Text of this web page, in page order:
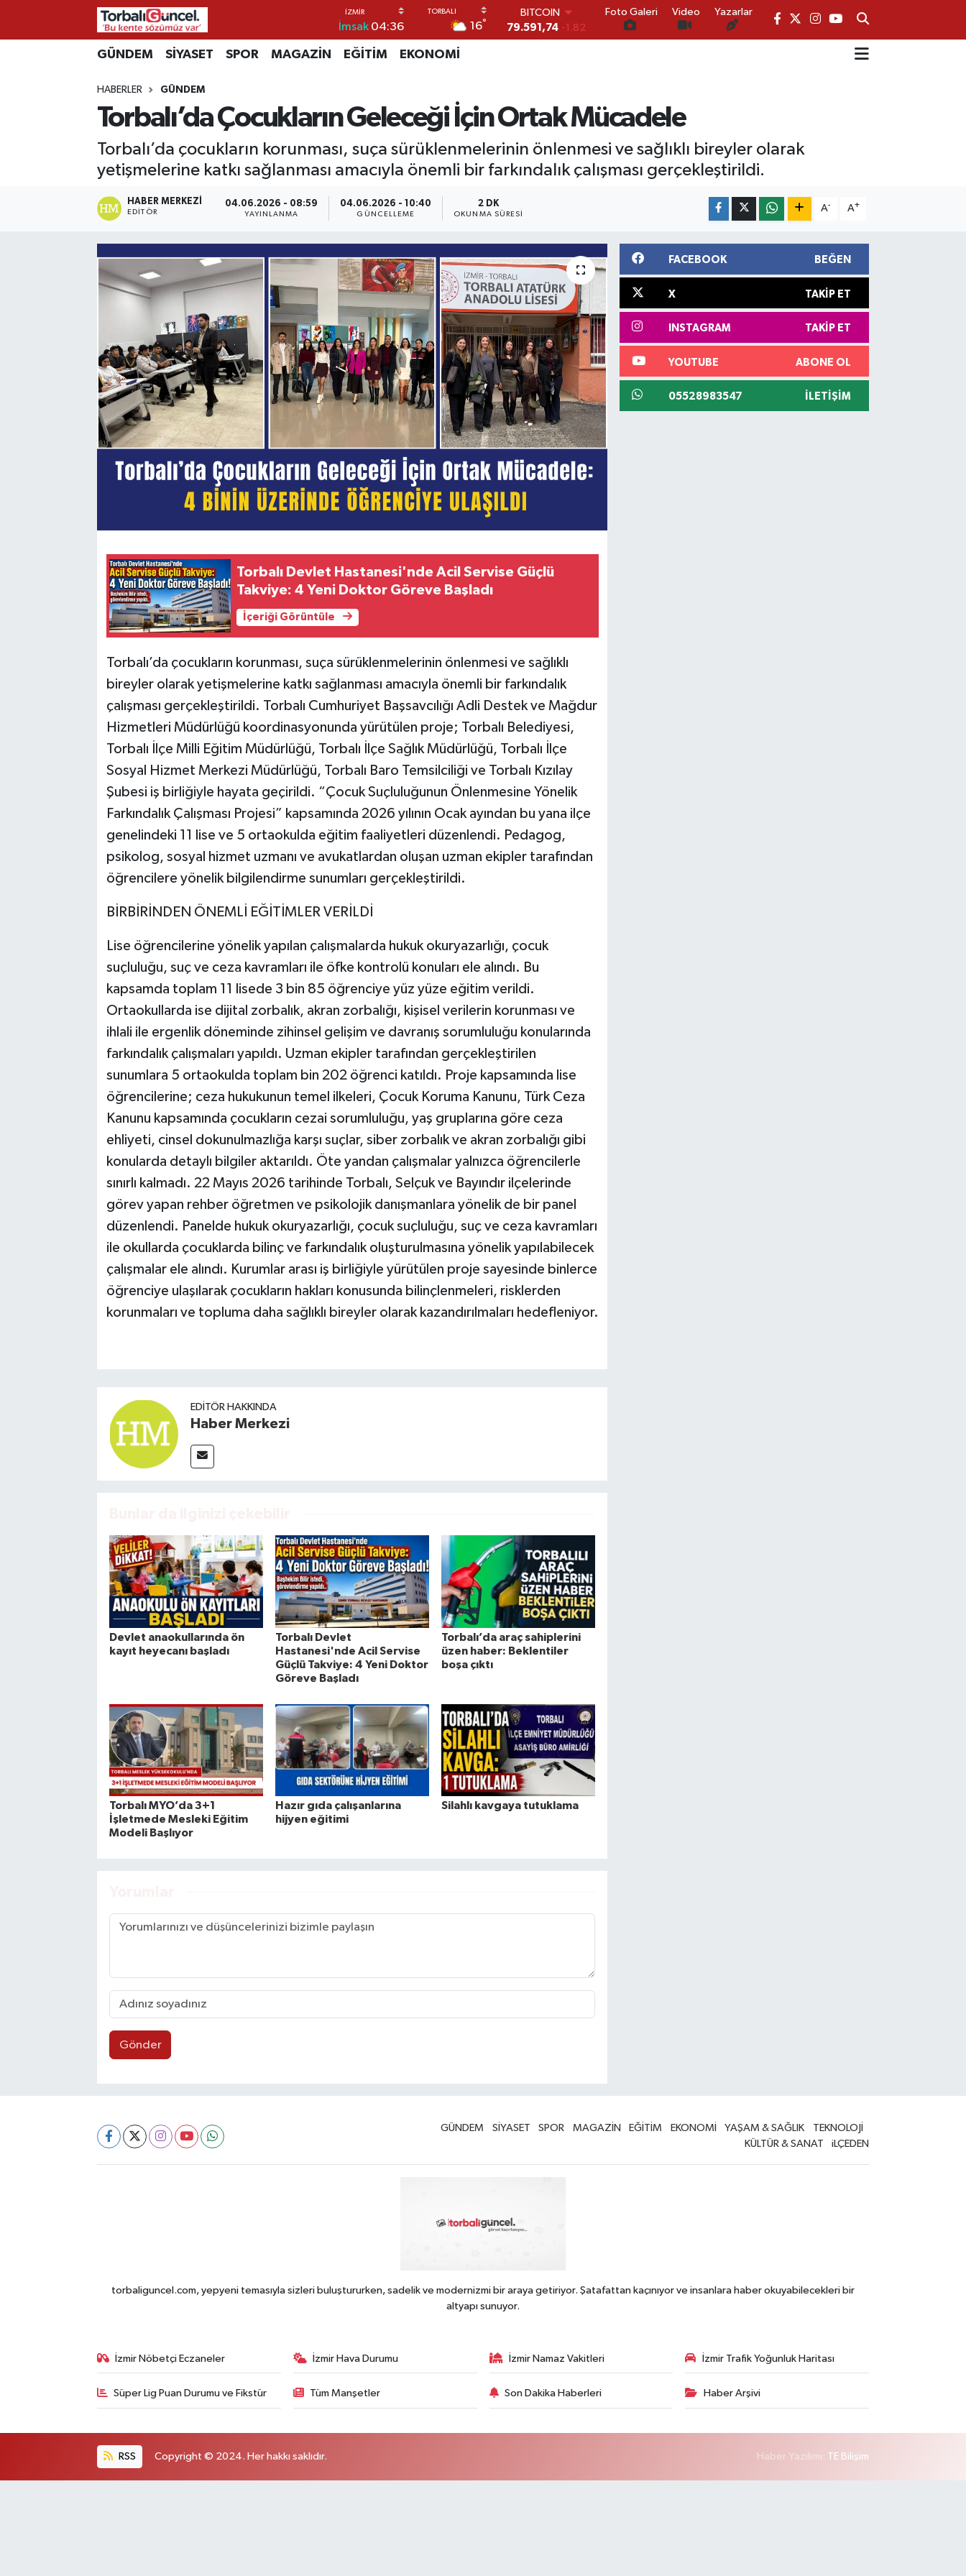
İmsak 04:36 16°
79.591,74
DOLAR
61,60380
0.18
G.ALTIN
6862,09000
BİST100
14.598,00 0
Foto Galeri Video Yazarlar
GÜNDEM SİYASET SPOR MAGAZİN EĞİTİM EKONOMİ
HABERLER GÜNDEM
Torbalı’da Çocukların Geleceği İçin Ortak Mücadele
Torbalı’da çocukların korunması, suça sürüklenmelerinin önlenmesi ve sağlıklı bireyler olarak
yetişmelerine katkı sağlanması amacıyla önemli bir farkındalık çalışması gerçekleştirildi.
HABER MERKEZI
EDITÖR
04.06.2026 - 08:59
YAYINLANMA
04.06.2026 - 10:40
GÜNCELLEME
2 DK
OKUNMA SÜRESI
A- A+
Torbalı Devlet Hastanesi'nde Acil Servise Güçlü
Takviye: 4 Yeni Doktor Göreve Başladı
İçeriği Görüntüle
Torbalı’da çocukların korunması, suça sürüklenmelerinin önlenmesi ve sağlıklı
bireyler olarak yetişmelerine katkı sağlanması amacıyla önemli bir farkındalık
çalışması gerçekleştirildi. Torbalı Cumhuriyet Başsavcılığı Adli Destek ve Mağdur
Hizmetleri Müdürlüğü koordinasyonunda yürütülen proje; Torbalı Belediyesi,
Torbalı İlçe Milli Eğitim Müdürlüğü, Torbalı İlçe Sağlık Müdürlüğü, Torbalı İlçe
Sosyal Hizmet Merkezi Müdürlüğü, Torbalı Baro Temsilciliği ve Torbalı Kızılay
Şubesi iş birliğiyle hayata geçirildi. “Çocuk Suçluluğunun Önlenmesine Yönelik
Farkındalık Çalışması Projesi” kapsamında 2026 yılının Ocak ayından bu yana ilçe
genelindeki 11 lise ve 5 ortaokulda eğitim faaliyetleri düzenlendi. Pedagog,
psikolog, sosyal hizmet uzmanı ve avukatlardan oluşan uzman ekipler tarafından
öğrencilere yönelik bilgilendirme sunumları gerçekleştirildi.
BİRBİRİNDEN ÖNEMLİ EĞİTİMLER VERİLDİ
Lise öğrencilerine yönelik yapılan çalışmalarda hukuk okuryazarlığı, çocuk
suçluluğu, suç ve ceza kavramları ile öfke kontrolü konuları ele alındı. Bu
kapsamda toplam 11 lisede 3 bin 85 öğrenciye yüz yüze eğitim verildi.
Ortaokullarda ise dijital zorbalık, akran zorbalığı, kişisel verilerin korunması ve
ihlali ile ergenlik döneminde zihinsel gelişim ve davranış sorumluluğu konularında
farkındalık çalışmaları yapıldı. Uzman ekipler tarafından gerçekleştirilen
sunumlara 5 ortaokulda toplam bin 202 öğrenci katıldı. Proje kapsamında lise
öğrencilerine; ceza hukukunun temel ilkeleri, Çocuk Koruma Kanunu, Türk Ceza
Kanunu kapsamında çocukların cezai sorumluluğu, yaş gruplarına göre ceza
ehliyeti, cinsel dokunulmazlığa karşı suçlar, siber zorbalık ve akran zorbalığı gibi
konularda detaylı bilgiler aktarıldı. Öte yandan çalışmalar yalnızca öğrencilerle
sınırlı kalmadı. 22 Mayıs 2026 tarihinde Torbalı, Selçuk ve Bayındır ilçelerinde
görev yapan rehber öğretmen ve psikolojik danışmanlara yönelik de bir panel
düzenlendi. Panelde hukuk okuryazarlığı, çocuk suçluluğu, suç ve ceza kavramları
ile okullarda çocuklarda bilinç ve farkındalık oluşturulmasına yönelik yapılabilecek
çalışmalar ele alındı. Kurumlar arası iş birliğiyle yürütülen proje sayesinde binlerce
öğrenciye ulaşılarak çocukların hakları konusunda bilinçlenmeleri, risklerden
korunmaları ve topluma daha sağlıklı bireyler olarak kazandırılmaları hedefleniyor.
EDITÖR HAKKINDA
Haber Merkezi
Devlet anaokullarında ön
kayıt heyecanı başladı
Torbalı Devlet
Hastanesi'nde Acil Servise
Güçlü Takviye: 4 Yeni Doktor
Göreve Başladı
Torbalı’da araç sahiplerini
üzen haber: Beklentiler
boşa çıktı
Torbalı MYO’da 3+1
İşletmede Mesleki Eğitim
Modeli Başlıyor
Hazır gıda çalışanlarına
hijyen eğitimi
Silahlı kavgaya tutuklama
Gönder
FACEBOOK BEĞEN
X TAKIP ET
INSTAGRAM TAKIP ET
YOUTUBE ABONE OL
05528983547 İLETIŞIM
GÜNDEM SİYASET SPOR MAGAZİN EĞİTİM EKONOMİ YAŞAM & SAĞLIK
TEKNOLOJİ
KÜLTÜR & SANAT
iLÇEDEN
torbaliguncel.com, yepyeni temasıyla sizleri buluştururken, sadelik ve modernizmi bir araya getiriyor. Şatafattan kaçınıyor ve insanlara haber okuyabilecekleri bir
altyapı sunuyor.
İzmir Nöbetçi Eczaneler İzmir Hava Durumu İzmir Namaz Vakitleri İzmir Trafik Yoğunluk Haritası
Süper Lig Puan Durumu ve Fikstür Tüm Manşetler Son Dakika Haberleri Haber Arşivi
RSS Copyright © 2024. Her hakkı saklıdır. Haber Yazılımı: TE Bilişim
İzmir Nöbetçi Eczaneler
İzmir Hava Durumu
İzmir Namaz Vakitleri
İzmir Trafik Yoğunluk Haritası
Süper Lig Puan Durumu ve Fikstür
Son Dakika Haberleri